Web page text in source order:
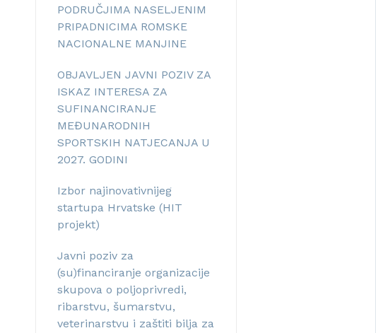
PODRUČJIMA NASELJENIM
PRIPADNICIMA ROMSKE
NACIONALNE MANJINE
OBJAVLJEN JAVNI POZIV ZA
ISKAZ INTERESA ZA
SUFINANCIRANJE
MEĐUNARODNIH
SPORTSKIH NATJECANJA U
2027. GODINI
Izbor najinovativnijeg
startupa Hrvatske (HIT
projekt)
Javni poziv za
(su)financiranje organizacije
skupova o poljoprivredi,
ribarstvu, šumarstvu,
veterinarstvu i zaštiti bilja za